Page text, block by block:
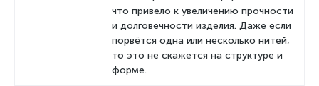
что привело к увеличению прочности
и долговечности изделия. Даже если
порвётся одна или несколько нитей,
то это не скажется на структуре и
форме.